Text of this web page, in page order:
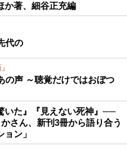
か著、細谷正充編
代の
の声 ～聴覚だけではおぼつ
いた』『見えない死神』──
さん、新刊3冊から語り合う
ョン」